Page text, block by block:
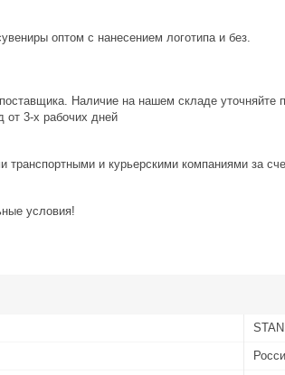
оптом с нанесением логотипа и без.
Наличие на нашем складе
от 3-x рабочих дней
и курьерскими компаниями за
условия!
STAN